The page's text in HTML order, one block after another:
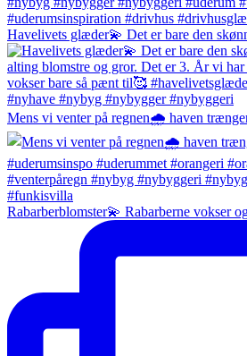
Havelivets glæder💫 Det er bare den
Mens vi venter på regnen🌧️ haven
Rabarberblomster💫 Rabarberne vokser